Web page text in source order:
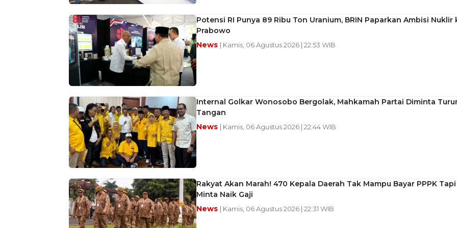
Potensi RI Punya 89 Ribu Ton Uranium, BRIN Paparkan Ambisi Nuklir
Prabowo
News | Kamis, 06 Agustus 2026 | 22:53 WIB
Internal Golkar Wonosobo Bergolak, Mahkamah Partai Diminta
Tangan
News | Kamis, 06 Agustus 2026 | 22:44 WIB
Rakyat Akan Marah! 470 Kepala Daerah Tak Mampu Bayar PPPK Tapi
Minta Naik Gaji
News | Kamis, 06 Agustus 2026 | 22:31 WIB